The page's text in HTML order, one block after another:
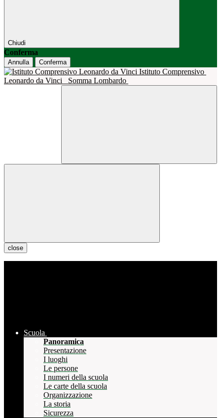
Chiudi
Conferma
Annulla Conferma
Istituto Comprensivo
Leonardo da Vinci
Somma Lombardo
close
Scuola
Panoramica
Presentazione
I luoghi
Le persone
I numeri della scuola
Le carte della scuola
Organizzazione
La storia
Sicurezza